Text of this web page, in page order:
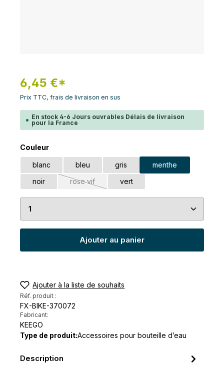
6,45 €*
Prix TTC, frais de livraison en sus
En stock 4-6 Jours ouvrables Délais de livraison
pour la France
Sélectionnez
Couleur
blanc bleu gris
menthe
noir
rose vif
(Cette option n'est pas disponible pour le
vert
Quantité de produit : Entrez la quantité
Ajouter au panier
Ajouter à la liste de souhaits
Réf. produit :
FX-BIKE-370072
Fabricant:
KEEGO
Type de produit:Accessoires pour bouteille d’eau
Description